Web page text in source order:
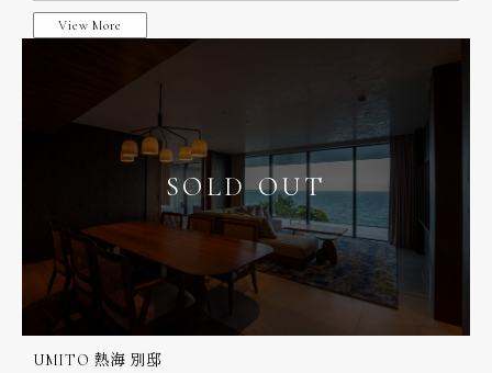
View More
SOLD OUT
UMITO 熱海 別邸